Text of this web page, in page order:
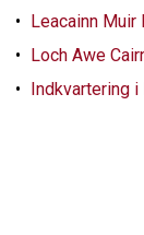
Leacainn
Loch Awe
Indkvartering